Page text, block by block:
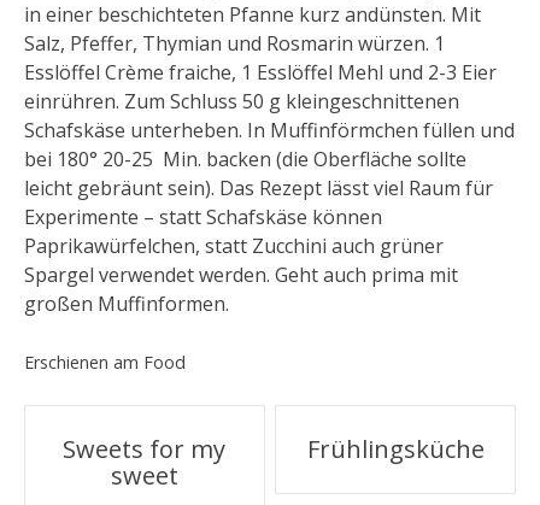
in einer beschichteten Pfanne kurz andünsten. Mit
Salz, Pfeffer, Thymian und Rosmarin würzen. 1
Esslöffel Crème fraiche, 1 Esslöffel Mehl und 2-3 Eier
einrühren. Zum Schluss 50 g kleingeschnittenen
Schafskäse unterheben. In Muffinförmchen füllen und
bei 180° 20-25 Min. backen (die Oberfläche sollte
leicht gebräunt sein). Das Rezept lässt viel Raum für
Experimente – statt Schafskäse können
Paprikawürfelchen, statt Zucchini auch grüner
Spargel verwendet werden. Geht auch prima mit
großen Muffinformen.
Erschienen am Food
Beitragsnavigation
Sweets for my
sweet
Frühlingsküche